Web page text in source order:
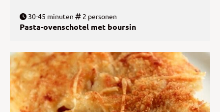
30-45 minuten 2 personen
Pasta-ovenschotel met boursin